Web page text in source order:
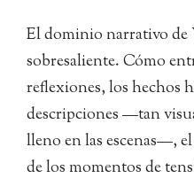
El dominio narrativo de
sobresaliente. Cómo
reflexiones, los hechos
descripciones —tan
lleno en las escenas—,
de los momentos de